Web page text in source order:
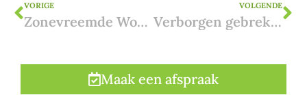
VORIGE
Zonevreemde Woning Kopen of Verbouwen: De Regels en Mogelijkheden in Vlaanderen
VOLGENDE
Verborgen gebreken bij de aankoop van Spaans vastgoed: wat als je ze ontdekt vóór de overdracht?
Maak een afspraak